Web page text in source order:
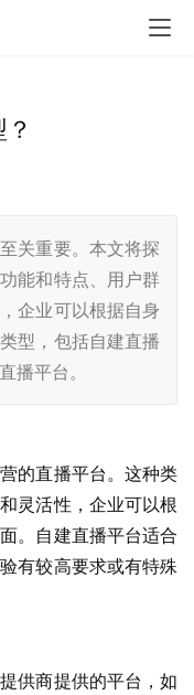
关重要。本文将探
能和特点、用户群
企业可以根据自身
型，包括自建直播
播平台。
的直播平台。这种类
灵活性，企业可以根
。自建直播平台适合
有较高要求或有特殊
供商提供的平台，如